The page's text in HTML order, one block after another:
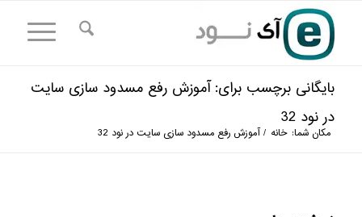
بایگانی برچسب برای: آموزش رفع مسدود سازی سایت
در نود 32
مکان شما: خانه / آموزش رفع مسدود سازی سایت در نود 32